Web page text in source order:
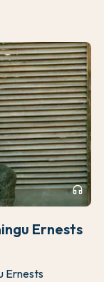
headphones
Ernests
Ernests